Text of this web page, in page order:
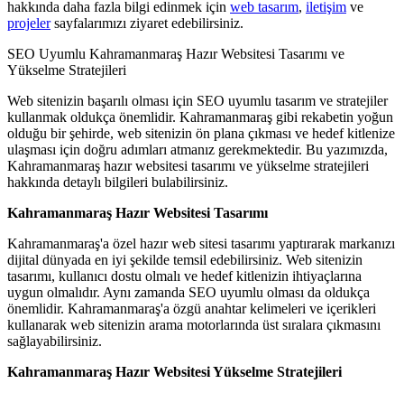
hakkında daha fazla bilgi edinmek için web tasarım, iletişim ve
projelersayfalarımızı ziyaret edebilirsiniz.
SEO Uyumlu Kahramanmaraş Hazır Websitesi Tasarımı ve
Yükselme Stratejileri
Web sitenizin başarılı olması için SEO uyumlu tasarım ve stratejiler
kullanmak oldukça önemlidir. Kahramanmaraş gibi rekabetin yoğun
olduğu bir şehirde, web sitenizin ön plana çıkması ve hedef kitlenize
ulaşması için doğru adımları atmanız gerekmektedir. Bu yazımızda,
Kahramanmaraş hazır websitesi tasarımı ve yükselme stratejileri
hakkında detaylı bilgileri bulabilirsiniz.
Kahramanmaraş Hazır Websitesi Tasarımı
Kahramanmaraş'a özel hazır web sitesi tasarımı yaptırarak markanızı
dijital dünyada en iyi şekilde temsil edebilirsiniz. Web sitenizin
tasarımı, kullanıcı dostu olmalı ve hedef kitlenizin ihtiyaçlarına
uygun olmalıdır. Aynı zamanda SEO uyumlu olması da oldukça
önemlidir. Kahramanmaraş'a özgü anahtar kelimeleri ve içerikleri
kullanarak web sitenizin arama motorlarında üst sıralara çıkmasını
sağlayabilirsiniz.
Kahramanmaraş Hazır Websitesi Yükselme Stratejileri